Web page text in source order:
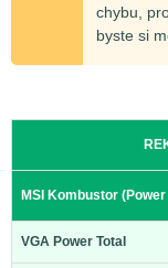
chybu,
byste si
MSI Kombustor
VGA Power Total